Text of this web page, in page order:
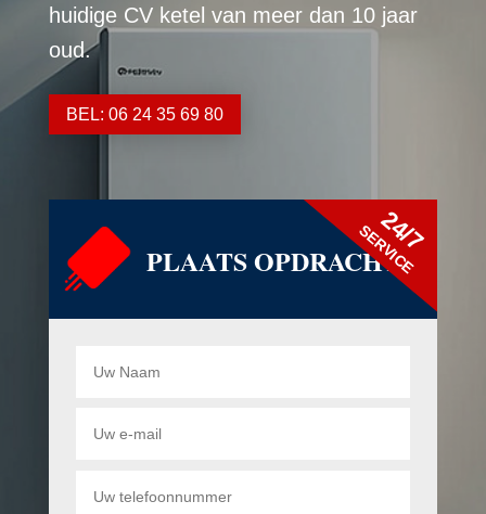
huidige CV ketel van meer dan 10 jaar
oud.
BEL: 06 24 35 69 80
PLAATS OPDRACHT
24/7
SERVICE